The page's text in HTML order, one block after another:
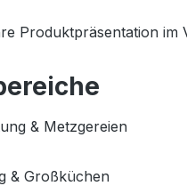
Produktpräsentation im
& Metzgereien
& Großküchen